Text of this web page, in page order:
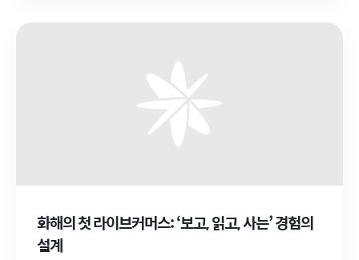
화해의 첫 라이브커머스: ‘보고, 읽고, 사는’ 경험의
설계